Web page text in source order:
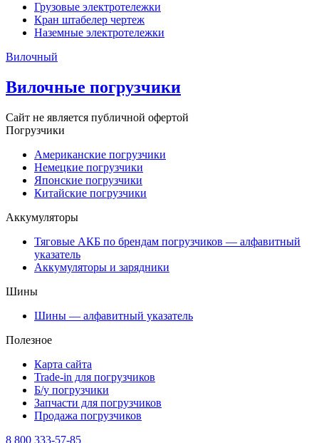
Грузовые электротележки
Кран штабелер чертеж
Наземные электротележки
Вилочный
Вилочные погрузчики
Сайт не является публичной офертой
Погрузчики
Американские погрузчики
Немецкие погрузчики
Японские погрузчики
Китайские погрузчики
Аккумуляторы
Тяговые АКБ по брендам погрузчиков — алфавитный
указатель
Аккумуляторы и зарядники
Шины
Шины — алфавитный указатель
Полезное
Карта сайта
Trade-in для погрузчиков
Б/у погрузчики
Запчасти для погрузчиков
Продажа погрузчиков
8 800 333-57-85